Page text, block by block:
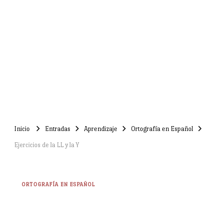
Inicio Entradas Aprendizaje Ortografía en Español
Ejercicios de la LL y la Y
ORTOGRAFÍA EN ESPAÑOL